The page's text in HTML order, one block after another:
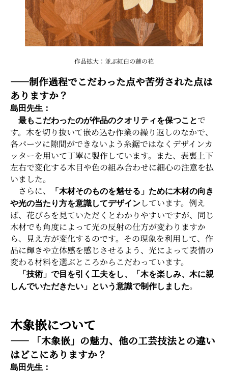
作品拡大：並ぶ紅白の蓮の花
――制作過程でこだわった点や苦労された点は
ありますか？
島田先生：
最もこだわったのが作品のクオリティを保つことで
す。木を切り抜いて嵌め込む作業の繰り返しのなかで、
各パーツに隙間ができないよう糸鋸ではなくデザインカ
ッターを用いて丁寧に製作しています。また、表裏上下
左右で変化する木目や色の組み合わせに細心の注意を払
いました。
さらに、
「木材そのものを魅せる」ために木材の向き
や光の当たり方を意識してデザインしています。例え
ば、花びらを見ていただくとわかりやすいですが、同じ
木材でも角度によって光の反射の仕方が変わりますか
ら、見え方が変化するのです。その現象を利用して、作
品に輝きや立体感を感じさせるよう、光によって表情の
変わる材料を選ぶところからこだわっています。
「技術」で目を引く工夫をし、「木を楽しみ、木に親
しんでいただきたい」という意識で制作しました。
木象嵌について
―― 「木象嵌」の魅力、他の工芸技法との違い
はどこにありますか？
島田先生：